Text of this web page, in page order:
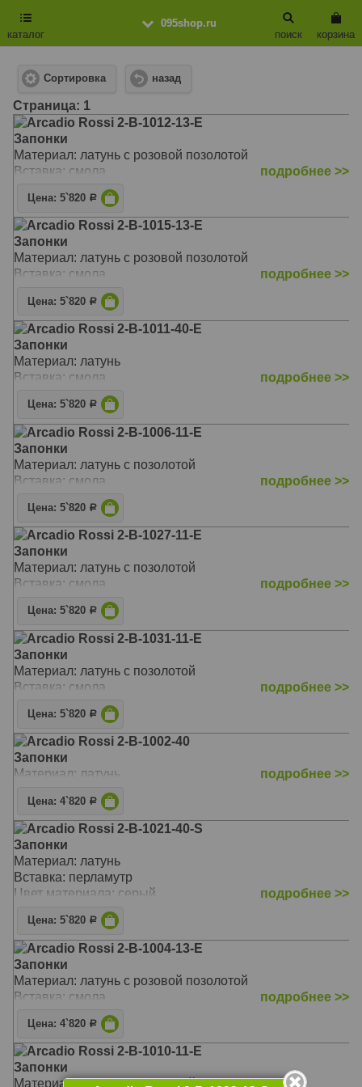
095shop.ru
каталог
корзина
поиск
Сортировка назад
Cтраница: 1
Arcadio Rossi 2-B-1012-13-E
Запонки
Материал: латунь с розовой позолотой
Вставка: смола
подробнее >>
Цена: 5`820 Р
Arcadio Rossi 2-B-1015-13-E
Запонки
Материал: латунь с розовой позолотой
Вставка: смола
подробнее >>
Цена: 5`820 Р
Arcadio Rossi 2-B-1011-40-E
Запонки
Материал: латунь
Вставка: смола
подробнее >>
Цена: 5`820 Р
Arcadio Rossi 2-B-1006-11-E
Запонки
Материал: латунь с позолотой
Вставка: смола
подробнее >>
Цена: 5`820 Р
Arcadio Rossi 2-B-1027-11-E
Запонки
Материал: латунь с позолотой
Вставка: смола
подробнее >>
Цена: 5`820 Р
Arcadio Rossi 2-B-1031-11-E
Запонки
Материал: латунь с позолотой
Вставка: смола
подробнее >>
Цена: 5`820 Р
Arcadio Rossi 2-B-1002-40
Запонки
Материал: латунь
подробнее >>
Цена: 4`820 Р
Arcadio Rossi 2-B-1021-40-S
Запонки
Материал: латунь
Вставка: перламутр
Цвет материала: серый
подробнее >>
Цена: 5`820 Р
Arcadio Rossi 2-B-1004-13-E
Запонки
Материал: латунь с розовой позолотой
Вставка: смола
подробнее >>
Цена: 4`820 Р
Arcadio Rossi 2-B-1010-11-E
Запонки
Материал: латунь с позолотой